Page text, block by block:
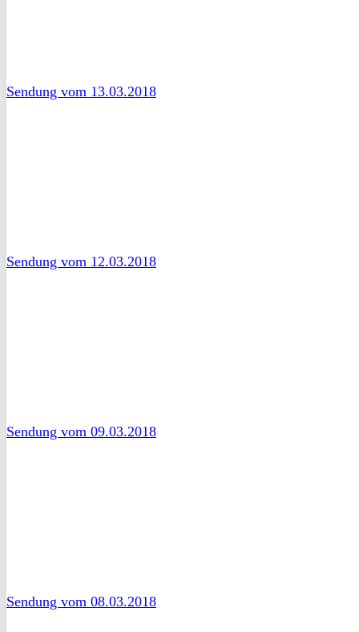
Sendung vom 13.03.2018
Sendung vom 12.03.2018
Sendung vom 09.03.2018
Sendung vom 08.03.2018